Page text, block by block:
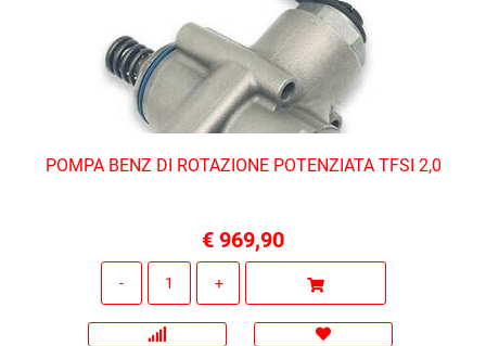
POMPA BENZ DI ROTAZIONE POTENZIATA TFSI 2,0
€ 969,90